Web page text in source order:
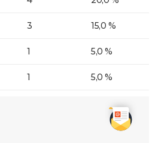
3 15,0 %
1 5,0 %
1 5,0 %